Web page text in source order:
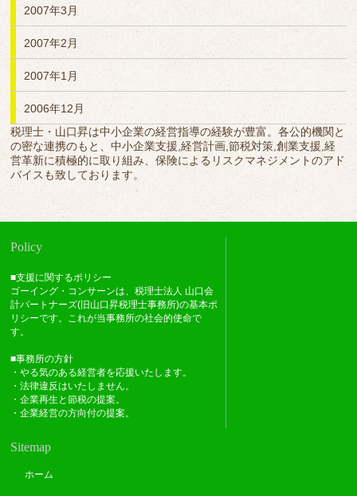
2007年3月
2007年2月
2007年1月
2006年12月
税理士・山口昇は中小企業の経営指導の経験が豊富。各公的機関と
の密な連携のもと、中小企業支援,経営計画,節税対策,創業支援,経
営革新に積極的に取り組み、保険によるリスクマネジメントのアド
バイスも致しております。
Policy
■支援に関するポリシー
ゴーイング・コンサーンは、税理士法人 山口会
計パートナーズ(旧山口昇税理士事務所)の基本ポ
リシーです。これが当事務所の社会的使命で
す。
■事務所の方針
・やる気のある経営者を応援いたします。
・法律違反はいたしません。
・企業再生と節税の提案。
・企業経営の方向付の提案。
Sitemap
ホーム